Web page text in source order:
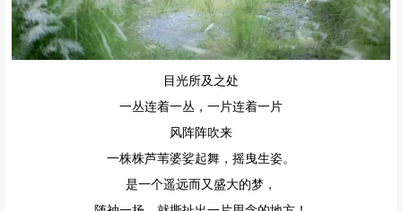
目光所及之处
一丛连着一丛，一片连着一片
风阵阵吹来
一株株芦苇婆娑起舞，摇曳生姿。
是一个遥远而又盛大的梦，